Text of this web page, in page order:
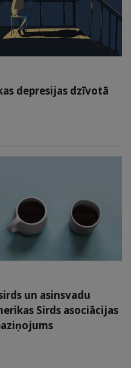
depresijas dzīvotā
un asinsvadu
Sirds asociācijas